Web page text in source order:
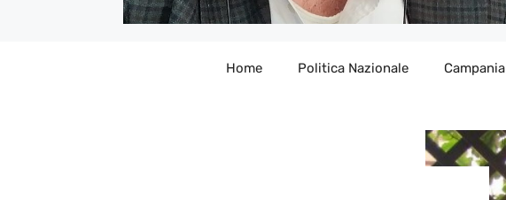
Home Politica Nazionale Campania